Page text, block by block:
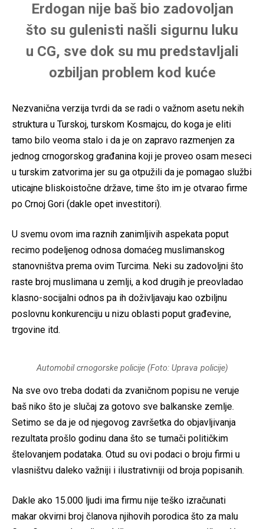
Erdogan nije baš bio zadovoljan
što su gulenisti našli sigurnu luku
u CG, sve dok su mu predstavljali
ozbiljan problem kod kuće
Nezvanična verzija tvrdi da se radi o važnom asetu nekih
struktura u Turskoj, turskom Kosmajcu, do koga je eliti
tamo bilo veoma stalo i da je on zapravo razmenjen za
jednog crnogorskog građanina koji je proveo osam meseci
u turskim zatvorima jer su ga otpužili da je pomagao službi
uticajne bliskoistočne države, time što im je otvarao firme
po Crnoj Gori (dakle opet investitori).
U svemu ovom ima raznih zanimljivih aspekata poput
recimo podeljenog odnosa domaćeg muslimanskog
stanovništva prema ovim Turcima. Neki su zadovoljni što
raste broj muslimana u zemlji, a kod drugih je preovladao
klasno-socijalni odnos pa ih doživljavaju kao ozbiljnu
poslovnu konkurenciju u nizu oblasti poput građevine,
trgovine itd.
Automobil crnogorske policije (Foto: Uprava policije)
Na sve ovo treba dodati da zvaničnom popisu ne veruje
baš niko što je slučaj za gotovo sve balkanske zemlje.
Setimo se da je od njegovog završetka do objavljivanja
rezultata prošlo godinu dana što se tumači političkim
štelovanjem podataka. Otud su ovi podaci o broju firmi u
vlasništvu daleko važniji i ilustrativniji od broja popisanih.
Dakle ako 15.000 ljudi ima firmu nije teško izračunati
makar okvirni broj članova njihovih porodica što za malu